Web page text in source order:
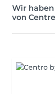
Wir
von